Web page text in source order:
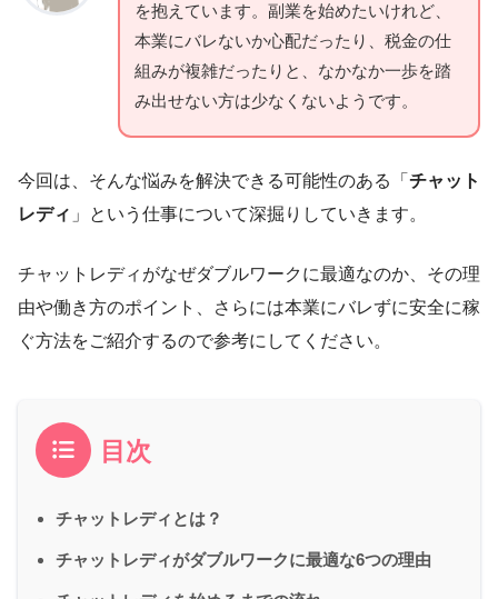
を抱えています。副業を始めたいけれど、
本業にバレないか心配だったり、税金の仕
組みが複雑だったりと、なかなか一歩を踏
み出せない方は少なくないようです。
今回は、そんな悩みを解決できる可能性のある「 チャット
レディ 」という仕事について深掘りしていきます。
チャットレディがなぜダブルワークに最適なのか、その理
由や働き方のポイント、さらには本業にバレずに安全に稼
ぐ方法をご紹介するので参考にしてください。
目次
チャットレディとは？
チャットレディがダブルワークに最適な6つの理由